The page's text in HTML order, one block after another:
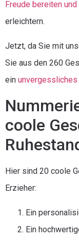
Freude bereiten
erleichtern.
Jetzt, da Sie mit
Sie aus den 260
ein unvergessliches
coole
Hier sind 20 coole
Erzieher:
Ein
Ein